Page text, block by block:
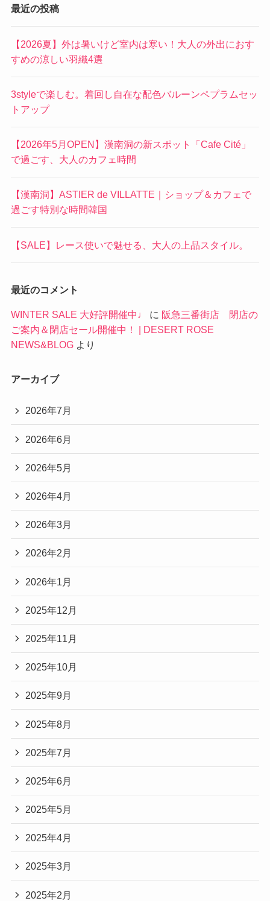
最近の投稿
【2026夏】外は暑いけど室内は寒い！大人の外出におす
すめの涼しい羽織4選
3styleで楽しむ。着回し自在な配色バルーンペプラムセッ
トアップ
【2026年5月OPEN】漢南洞の新スポット「Cafe Cité」
で過ごす、大人のカフェ時間
【漢南洞】ASTIER de VILLATTE｜ショップ＆カフェで
過ごす特別な時間韓国
【SALE】レース使いで魅せる、大人の上品スタイル。
最近のコメント
WINTER SALE 大好評開催中♩ に 阪急三番街店 閉店の
ご案内＆閉店セール開催中！ | DESERT ROSE
NEWS&BLOGより
アーカイブ
2026年7月
2026年6月
2026年5月
2026年4月
2026年3月
2026年2月
2026年1月
2025年12月
2025年11月
2025年10月
2025年9月
2025年8月
2025年7月
2025年6月
2025年5月
2025年4月
2025年3月
2025年2月